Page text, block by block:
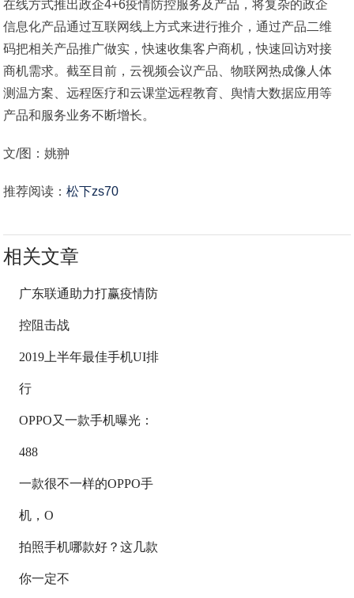
在线方式推出政企4+6疫情防控服务及产品，将复杂的政企
信息化产品通过互联网线上方式来进行推介，通过产品二维
码把相关产品推广做实，快速收集客户商机，快速回访对接
商机需求。截至目前，云视频会议产品、物联网热成像人体
测温方案、远程医疗和云课堂远程教育、舆情大数据应用等
产品和服务业务不断增长。
文/图：姚翀
推荐阅读：松下zs70
相关文章
广东联通助力打赢疫情防
控阻击战
2019上半年最佳手机UI排
行
OPPO又一款手机曝光：
488
一款很不一样的OPPO手
机，O
拍照手机哪款好？这几款
你一定不